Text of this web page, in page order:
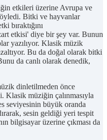
etkileri üzerine Avrupa ve
Bitki ve hayvanlar
bıraktığını
etkisi' diye bir şey var. Bunun
yazılıyor. Klasik müzik
Bu da doğal olarak bitki
da canlı olarak denedik,
dinletilmeden önce
Klasik müziğin çalınmasıyla
seviyesinin büyük oranda
sesin geldiği yeri tespit
bilgisayar üzerine çıkması da